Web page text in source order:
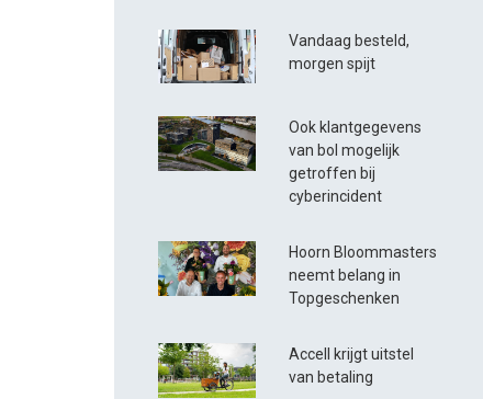
Vandaag besteld,
morgen spijt
Ook klantgegevens
van bol mogelijk
getroffen bij
cyberincident
Hoorn Bloommasters
neemt belang in
Topgeschenken
Accell krijgt uitstel
van betaling